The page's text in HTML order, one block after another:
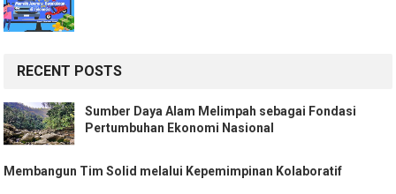
RECENT POSTS
Sumber Daya Alam Melimpah sebagai Fondasi
Pertumbuhan Ekonomi Nasional
Membangun Tim Solid melalui Kepemimpinan Kolaboratif